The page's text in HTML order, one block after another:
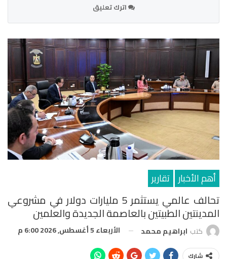
اترك تعليق
أهم الأخبار تقارير
تحالف عالمي يستثمر 5 مليارات دولار في مشروعي
المدينتين الطبيتين بالعاصمة الجديدة والعلمين
كتب ابراهيم محمد الأربعاء 5 أغسطس, 2026 6:00 م
شارك